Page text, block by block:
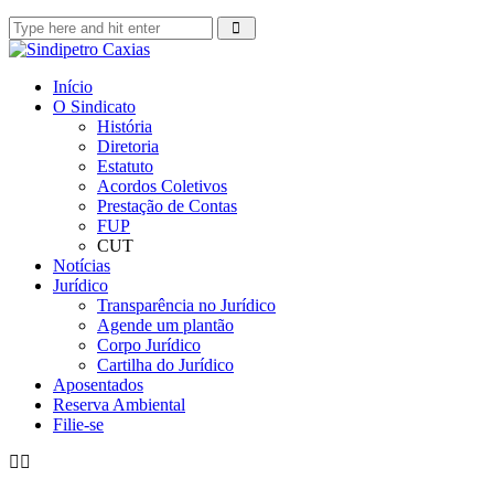
Início
O Sindicato
História
Diretoria
Estatuto
Acordos Coletivos
Prestação de Contas
FUP
CUT
Notícias
Jurídico
Transparência no Jurídico
Agende um plantão
Corpo Jurídico
Cartilha do Jurídico
Aposentados
Reserva Ambiental
Filie-se